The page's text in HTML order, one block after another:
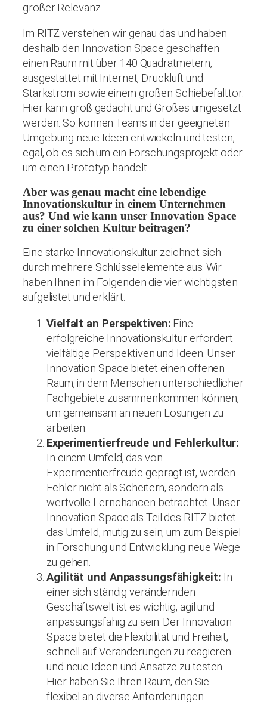
großer Relevanz.
Im RITZ verstehen wir genau das und haben
deshalb den Innovation Space geschaffen –
einen Raum mit über 140 Quadratmetern,
ausgestattet mit Internet, Druckluft und
Starkstrom sowie einem großen Schiebefalttor.
Hier kann groß gedacht und Großes umgesetzt
werden. So können Teams in der geeigneten
Umgebung neue Ideen entwickeln und testen,
egal, ob es sich um ein Forschungsprojekt oder
um einen Prototyp handelt.
Aber was genau macht eine lebendige
Innovationskultur in einem Unternehmen
aus? Und wie kann unser Innovation Space
zu einer solchen Kultur beitragen?
Eine starke Innovationskultur zeichnet sich
durch mehrere Schlüsselelemente aus. Wir
haben Ihnen im Folgenden die vier wichtigsten
aufgelistet und erklärt:
Vielfalt an Perspektiven: Eine
erfolgreiche Innovationskultur erfordert
vielfältige Perspektiven und Ideen. Unser
Innovation Space bietet einen offenen
Raum, in dem Menschen unterschiedlicher
Fachgebiete zusammenkommen können,
um gemeinsam an neuen Lösungen zu
arbeiten.
Experimentierfreude und Fehlerkultur:
In einem Umfeld, das von
Experimentierfreude geprägt ist, werden
Fehler nicht als Scheitern, sondern als
wertvolle Lernchancen betrachtet. Unser
Innovation Space als Teil des RITZ bietet
das Umfeld, mutig zu sein, um zum Beispiel
in Forschung und Entwicklung neue Wege
zu gehen.
Agilität und Anpassungsfähigkeit: In
einer sich ständig verändernden
Geschäftswelt ist es wichtig, agil und
anpassungsfähig zu sein. Der Innovation
Space bietet die Flexibilität und Freiheit,
schnell auf Veränderungen zu reagieren
und neue Ideen und Ansätze zu testen.
Hier haben Sie Ihren Raum, den Sie
flexibel an diverse Anforderungen